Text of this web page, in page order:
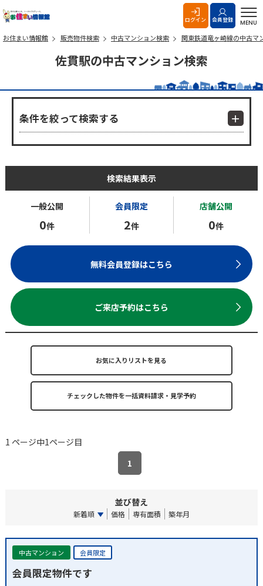
ログイン 会員登録 MENU
お住まい情報館 販売物件検索 中古マンション検索 関東鉄道竜ヶ崎線の中古マ
佐貫駅の中古マンション検索
条件を絞って検索する
検索結果表示
一般公開
0件
会員限定
2件
店舗公開
0件
無料会員登録はこちら
ご来店予約はこちら
お気に入りリストを見る
1 ページ中1ページ目
1
並び替え
新着順 価格 専有面積 築年月
中古マンション 会員限定
会員限定物件です